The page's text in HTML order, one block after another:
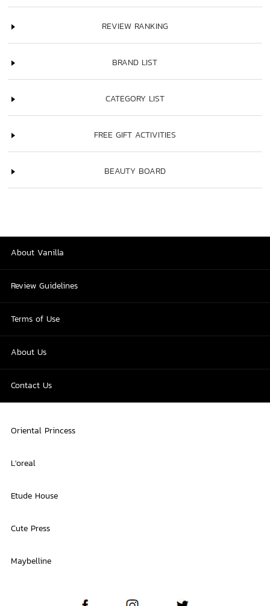
REVIEW RANKING
BRAND LIST
CATEGORY LIST
FREE GIFT ACTIVITIES
BEAUTY BOARD
About Vanilla
Review Guidelines
Terms of Use
About Us
Contact Us
Oriental Princess
L'oreal
Etude House
Cute Press
Maybelline